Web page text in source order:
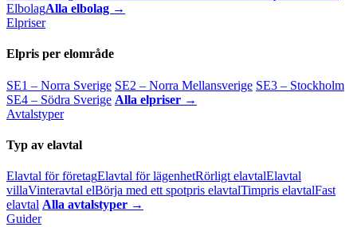
ElbolagAlla elbolag →
Elpriser
Elpris per elområde
SE1 – Norra Sverige SE2 – Norra Mellansverige SE3 – Stockholm
SE4 – Södra Sverige Alla elpriser →
Avtalstyper
Typ av elavtal
Elavtal för företagElavtal för lägenhetRörligt elavtalElavtal
villaVinteravtal elBörja med ett spotpris elavtalTimpris elavtalFast
elavtal Alla avtalstyper →
Guider